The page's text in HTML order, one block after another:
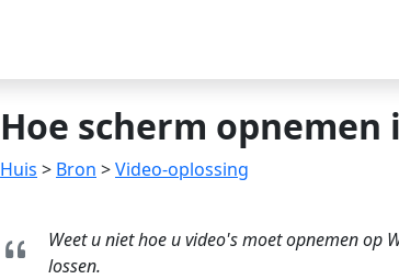
Hoe scherm opnemen
Huis > Bron >Video-oplossing
Weet u niet hoe u video's moet opnemen op
lossen.